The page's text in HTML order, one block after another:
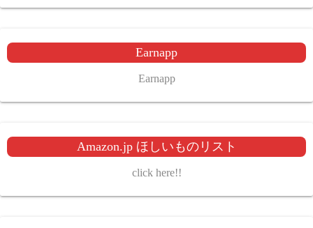
Earnapp
Earnapp
Amazon.jp ほしいものリスト
click here!!